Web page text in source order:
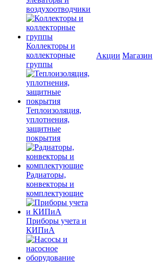
воздухоотводчики
Коллекторы и
коллекторные
группы
Теплоизоляция,
уплотнения,
защитные
покрытия
Радиаторы,
конвекторы и
комплектующие
Приборы учета и
КИПиА
Акции Магазин